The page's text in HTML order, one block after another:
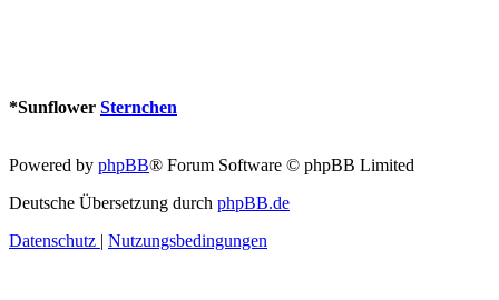
*Sunflower Sternchen
Powered by phpBB® Forum Software © phpBB Limited
Deutsche Übersetzung durch phpBB.de
Datenschutz | Nutzungsbedingungen